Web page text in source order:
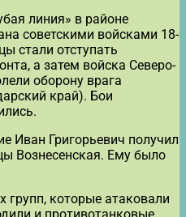
линия» в районе
советскими войсками 18-
стали отступать
а затем войска Северо-
оборону врага
край). Бои
Иван Григорьевич получил
Вознесенская. Ему было
которые атаковали